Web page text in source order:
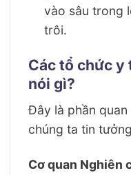
vào sâu trong
trôi.
Các tổ chức y
nói gì?
Đây là phần
chúng ta tin
Cơ quan Nghiên